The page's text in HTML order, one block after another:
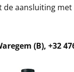
de aansluiting
(B), +32